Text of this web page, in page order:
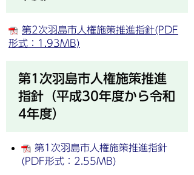
第2次羽島市人権施策推進指針(PDF
形式：1.93MB)
第1次羽島市人権施策推進
指針（平成30年度から令和
4年度）
第1次羽島市人権施策推進指針
(PDF形式：2.55MB)